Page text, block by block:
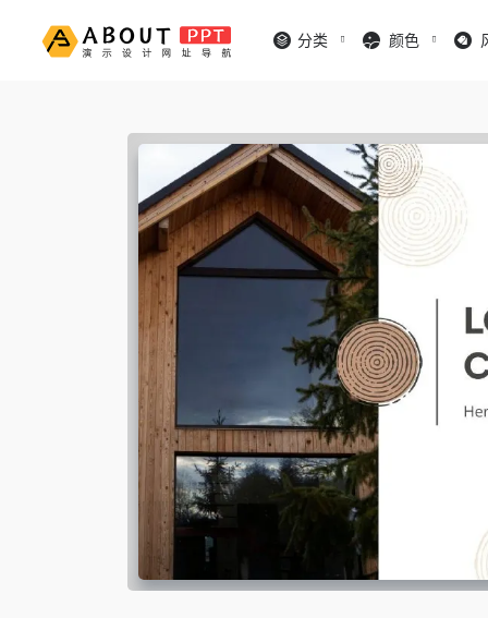
分类 颜色